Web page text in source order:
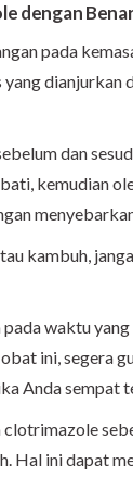
dengan
pada
dianjurkan
dan
kemudian
kambuh,
waktu
ini, segera
Anda sempat
clotrimazole
Hal ini dapat